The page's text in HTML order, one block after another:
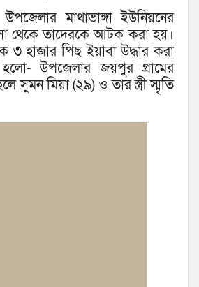
মাথাভাঙ্গা ইউনিয়নের
থেকে তাদেরকে আটক করা হয়।
৩ হাজার পিছ ইয়াবা উদ্ধার করা
উপজেলার জয়পুর গ্রামের
সুমন মিয়া (২৯) ও তার স্ত্রী স্মৃতি